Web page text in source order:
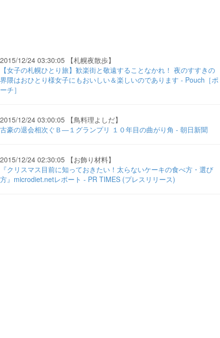
2015/12/24 03:30:05 【札幌夜散歩】
【女子の札幌ひとり旅】歓楽街と敬遠することなかれ！ 夜のすすきの
界隈はおひとり様女子にもおいしい＆楽しいのであります - Pouch［ポ
ーチ］
2015/12/24 03:00:05 【鳥料理よしだ】
古豪の退会相次ぐＢ―１グランプリ １０年目の曲がり角 - 朝日新聞
2015/12/24 02:30:05 【お飾り材料】
『クリスマス目前に知っておきたい！太らないケーキの食べ方・選び
方』microdiet.netレポート - PR TIMES (プレスリリース)